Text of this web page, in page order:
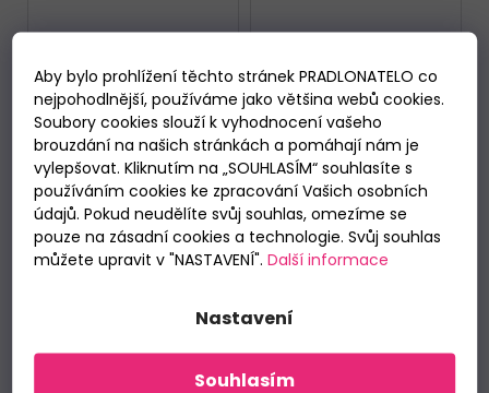
Aby bylo prohlížení těchto stránek PRADLONATELO co
nejpohodlnější, používáme jako většina webů cookies.
Soubory cookies slouží k vyhodnocení vašeho
brouzdání na našich stránkách a pomáhají nám je
vylepšovat. Kliknutím na „SOUHLASÍM“ souhlasíte s
používáním cookies ke zpracování Vašich osobních
údajů. Pokud neudělíte svůj souhlas, omezíme se
pouze na zásadní cookies a technologie. Svůj souhlas
můžete upravit v "NASTAVENÍ". Další informace
Nastavení
Souhlasím
Slipy Cornette
Authentic 221 černé
Skladem
Dětské krátké pyžamo
Doctor Nap PDU.7208
Sheep
Skladem